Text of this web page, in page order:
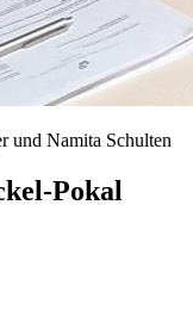
und Namita Schulten
Pokal